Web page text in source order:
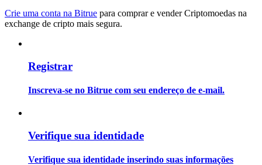
Guia
Crie uma conta na Bitrue para comprar e vender Criptomoedas na
exchange de cripto mais segura.
Registrar
Inscreva-se no Bitrue com seu endereço de e-mail.
Verifique sua identidade
Verifique sua identidade inserindo suas informações